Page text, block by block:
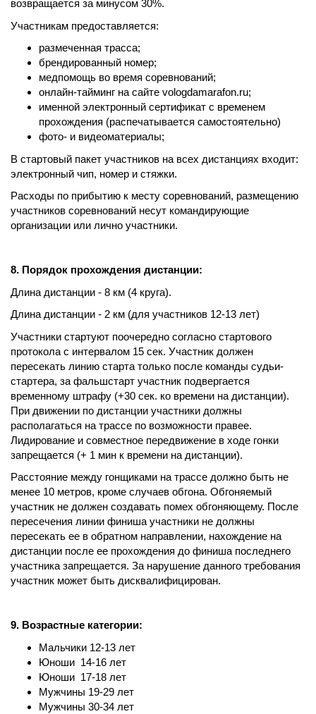
возвращается за минусом 30%.
Участникам предоставляется:
размеченная трасса;
брендированный номер;
медпомощь во время соревнований;
онлайн-тайминг на сайте vologdamarafon.ru;
именной электронный сертификат с временем
прохождения (распечатывается самостоятельно)
фото- и видеоматериалы;
В стартовый пакет участников на всех дистанциях входит:
электронный чип, номер и стяжки.
Расходы по прибытию к месту соревнований, размещению
участников соревнований несут командирующие
организации или лично участники.
8. Порядок прохождения дистанции:
Длина дистанции - 8 км (4 круга).
Длина дистанции - 2 км (для участников 12-13 лет)
Участники стартуют поочередно согласно стартового
протокола с интервалом 15 сек. Участник должен
пересекать линию старта только после команды судьи-
стартера, за фальшстарт участник подвергается
временному штрафу (+30 сек. ко времени на дистанции).
При движении по дистанции участники должны
располагаться на трассе по возможности правее.
Лидирование и совместное передвижение в ходе гонки
запрещается (+ 1 мин к времени на дистанции).
Расстояние между гонщиками на трассе должно быть не
менее 10 метров, кроме случаев обгона. Обгоняемый
участник не должен создавать помех обгоняющему. После
пересечения линии финиша участники не должны
пересекать ее в обратном направлении, нахождение на
дистанции после ее прохождения до финиша последнего
участника запрещается. За нарушение данного требования
участник может быть дисквалифицирован.
9. Возрастные категории:
Мальчики 12-13 лет
Юноши 14-16 лет
Юноши 17-18 лет
Мужчины 19-29 лет
Мужчины 30-34 лет